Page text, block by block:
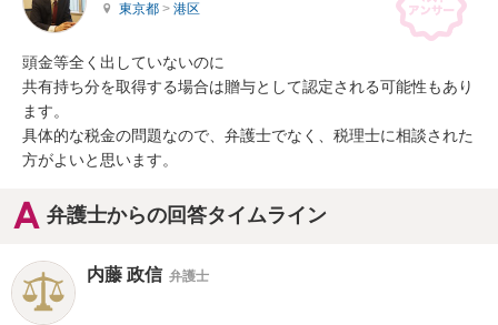
東京都 > 港区
頭金等全く出していないのに
共有持ち分を取得する場合は贈与として認定される可能性もあり
ます。
具体的な税金の問題なので、弁護士でなく、税理士に相談された
方がよいと思います。
弁護士からの回答タイムライン
内藤 政信 弁護士